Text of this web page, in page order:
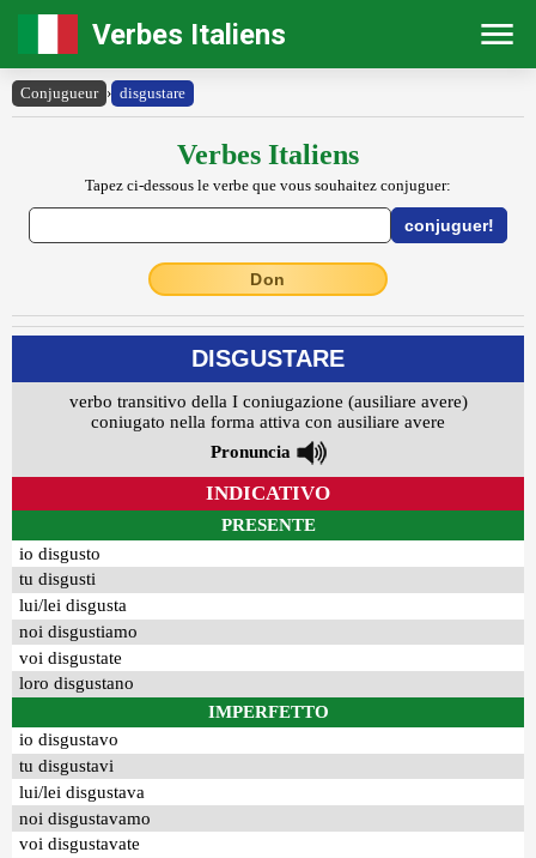
Verbes Italiens
Conjugueur › disgustare
Verbes Italiens
Tapez ci-dessous le verbe que vous souhaitez conjuguer:
Don
DISGUSTARE
verbo transitivo della I coniugazione (ausiliare avere)
coniugato nella forma attiva con ausiliare avere
Pronuncia
INDICATIVO
PRESENTE
io disgusto
tu disgusti
lui/lei disgusta
noi disgustiamo
voi disgustate
loro disgustano
IMPERFETTO
io disgustavo
tu disgustavi
lui/lei disgustava
noi disgustavamo
voi disgustavate